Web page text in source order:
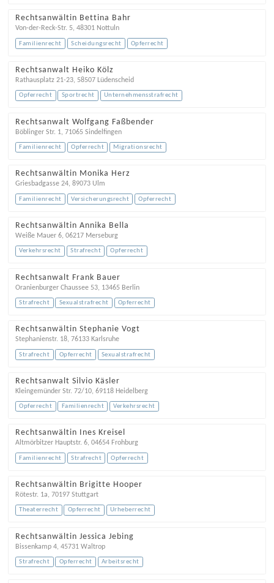
Rechtsanwältin Bettina Bahr
Von-der-Reck-Str. 5, 48301 Nottuln
Familienrecht Scheidungsrecht Opferrecht
Rechtsanwalt Heiko Kölz
Rathausplatz 21-23, 58507 Lüdenscheid
Opferrecht Sportrecht Unternehmensstrafrecht
Rechtsanwalt Wolfgang Faßbender
Böblinger Str. 1, 71065 Sindelfingen
Familienrecht Opferrecht Migrationsrecht
Rechtsanwältin Monika Herz
Griesbadgasse 24, 89073 Ulm
Familienrecht Versicherungsrecht Opferrecht
Rechtsanwältin Annika Bella
Weiße Mauer 6, 06217 Merseburg
Verkehrsrecht Strafrecht Opferrecht
Rechtsanwalt Frank Bauer
Oranienburger Chaussee 53, 13465 Berlin
Strafrecht Sexualstrafrecht Opferrecht
Rechtsanwältin Stephanie Vogt
Stephanienstr. 18, 76133 Karlsruhe
Strafrecht Opferrecht Sexualstrafrecht
Rechtsanwalt Silvio Käsler
Kleingemünder Str. 72/10, 69118 Heidelberg
Opferrecht Familienrecht Verkehrsrecht
Rechtsanwältin Ines Kreisel
Altmörbitzer Hauptstr. 6, 04654 Frohburg
Familienrecht Strafrecht Opferrecht
Rechtsanwältin Brigitte Hooper
Rötestr. 1a, 70197 Stuttgart
Theaterrecht Opferrecht Urheberrecht
Rechtsanwältin Jessica Jebing
Bissenkamp 4, 45731 Waltrop
Strafrecht Opferrecht Arbeitsrecht